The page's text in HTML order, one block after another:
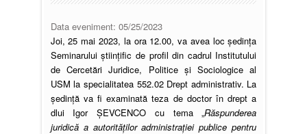
Data eveniment: 05/25/2023
Joi, 25 mai 2023, la ora 12.00, va avea loc ședința
Seminarului științific de profil din cadrul Institutului
de Cercetări Juridice, Politice și Sociologice al
USM la specialitatea 552.02 Drept administrativ. La
ședință va fi examinată teza de doctor în drept a
dlui Igor ȘEVCENCO cu tema „Răspunderea
juridică a autorităților administrației publice pentru